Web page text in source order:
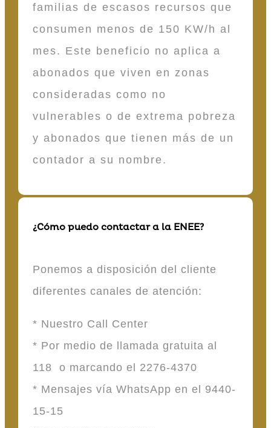
familias de escasos recursos que
consumen menos de 150 KW/h al
mes. Este beneficio no aplica a
abonados que viven en zonas
consideradas como no
vulnerables o de extrema pobreza
y abonados que tienen más de un
contador a su nombre.
¿Cómo puedo contactar a la ENEE?
Ponemos a disposición del cliente
diferentes canales de atención:
* Nuestro Call Center
* Por medio de llamada gratuita al
118 o marcando el 2276-4370
* Mensajes vía WhatsApp en el 9440-
15-15